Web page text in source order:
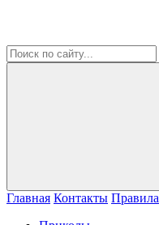
Главная Контакты Правила